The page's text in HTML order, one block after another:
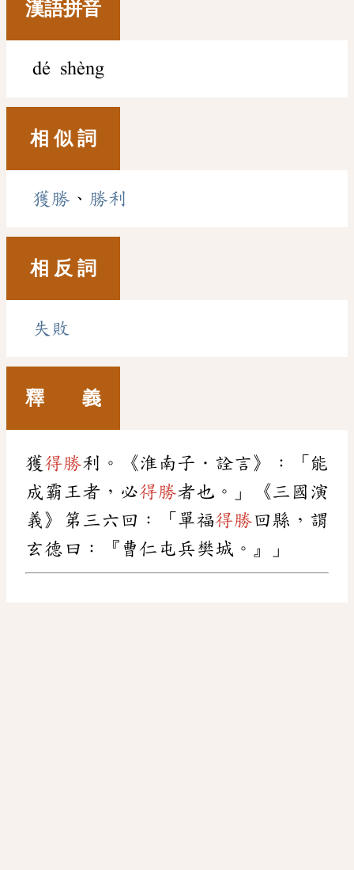
漢語拼音
dé shèng
相 似 詞
獲勝 、 勝利
相 反 詞
失敗
釋 義
獲得勝利。《淮南子．詮言》：「能
成霸王者，必得勝者也。」《三國演
義》第三六回：「單福得勝回縣，謂
玄德曰：『曹仁屯兵樊城。』」